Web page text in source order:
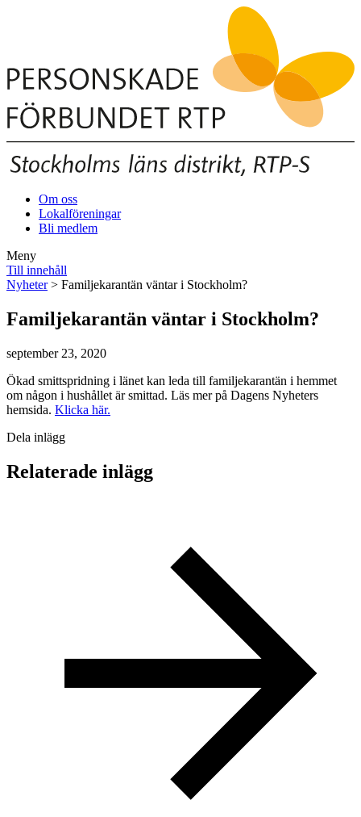
Om oss
Lokalföreningar
Bli medlem
Meny
Till innehåll
Nyheter> Familjekarantän väntar i Stockholm?
Familjekarantän väntar i Stockholm?
september 23, 2020
Ökad smittspridning i länet kan leda till familjekarantän i hemmet
om någon i hushållet är smittad. Läs mer på Dagens Nyheters
hemsida. Klicka här.
Dela inlägg
Relaterade inlägg